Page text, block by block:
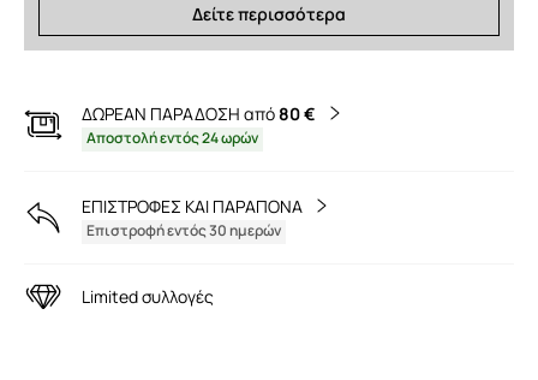
Δείτε περισσότερα
ΔΩΡΕΑΝ ΠΑΡΑΔΟΣΗ από80 €
Αποστολή εντός 24 ωρών
ΕΠΙΣΤΡΟΦΕΣ ΚΑΙ ΠΑΡΑΠΟΝΑ
Επιστροφή εντός 30 ημερών
Limited συλλογές